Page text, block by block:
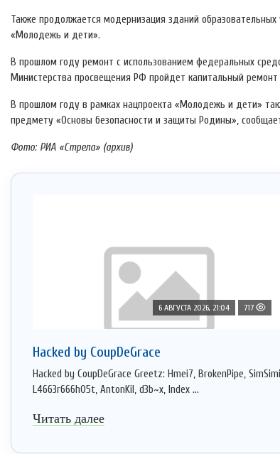
Также продолжается модернизация зданий
«Молодежь и дети».
В прошлом году ремонт с использованием федеральных
Министерства просвещения РФ пройдет капитальный ремонт
В прошлом году в рамках нацпроекта «Молодежь и дети»
предмету «Основы безопасности и защиты Родины»,
Фото: РИА «Стрела» (архив)
6 АВГУСТА 2026, 21:04 717
Hacked by CoupDeGrace
Hacked by CoupDeGrace Greetz: Hmei7, BrokenPipe,
L4663r666h05t, AntonKil, d3b~x, Index ...
Читать далее